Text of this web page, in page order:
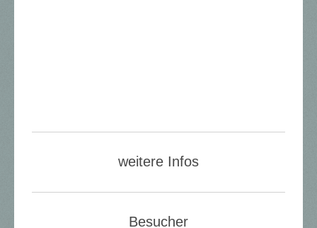
weitere Infos
Besucher